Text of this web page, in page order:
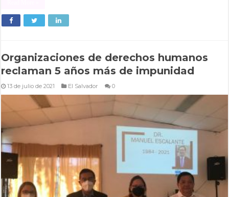
Organizaciones de derechos humanos
reclaman 5 años más de impunidad
13 de julio de 2021 El Salvador 0